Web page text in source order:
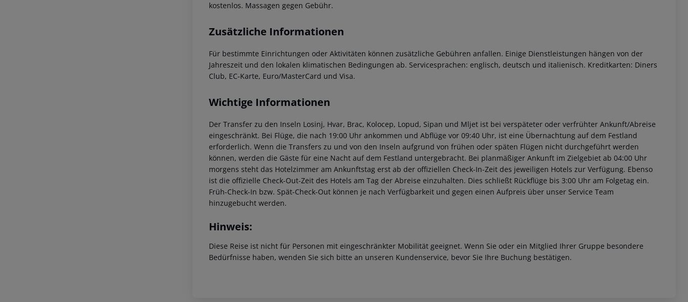
kostenlos. Massagen gegen Gebühr.
Zusätzliche Informationen
Für bestimmte Einrichtungen oder Aktivitäten können zusätzliche Gebühren anfallen. Einige Dienstleistungen hängen von der
Jahreszeit und den lokalen klimatischen Bedingungen ab. Servicesprachen: englisch, deutsch und italienisch. Kreditkarten: Diners
Club, EC-Karte, Euro/MasterCard und Visa.
Wichtige Informationen
Der Transfer zu den Inseln Losinj, Hvar, Brac, Kolocep, Lopud, Sipan und Mljet ist bei verspäteter oder verfrühter Ankunft/Abreise
eingeschränkt. Bei Flüge, die nach 19:00 Uhr ankommen und Abflüge vor 09:40 Uhr, ist eine Übernachtung auf dem Festland
erforderlich. Wenn die Transfers zu und von den Inseln aufgrund von frühen oder späten Flügen nicht durchgeführt werden
können, werden die Gäste für eine Nacht auf dem Festland untergebracht. Bei planmäßiger Ankunft im Zielgebiet ab 04:00 Uhr
morgens steht das Hotelzimmer am Ankunftstag erst ab der offiziellen Check-In-Zeit des jeweiligen Hotels zur Verfügung. Ebenso
ist die offizielle Check-Out-Zeit des Hotels am Tag der Abreise einzuhalten. Dies schließt Rückflüge bis 3:00 Uhr am Folgetag ein.
Früh-Check-In bzw. Spät-Check-Out können je nach Verfügbarkeit und gegen einen Aufpreis über unser Service Team
hinzugebucht werden.
Hinweis:
Diese Reise ist nicht für Personen mit eingeschränkter Mobilität geeignet. Wenn Sie oder ein Mitglied Ihrer Gruppe besondere
Bedürfnisse haben, wenden Sie sich bitte an unseren Kundenservice, bevor Sie Ihre Buchung bestätigen.